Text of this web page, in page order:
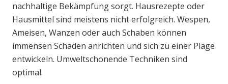
nachhaltige Bekämpfung sorgt. Hausrezepte oder
Hausmittel sind meistens nicht erfolgreich. Wespen,
Ameisen, Wanzen oder auch Schaben können
immensen Schaden anrichten und sich zu einer Plage
entwickeln. Umweltschonende Techniken sind
optimal.